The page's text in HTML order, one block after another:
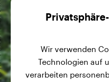
Wir verwenden
Technologien auf
verarbeiten